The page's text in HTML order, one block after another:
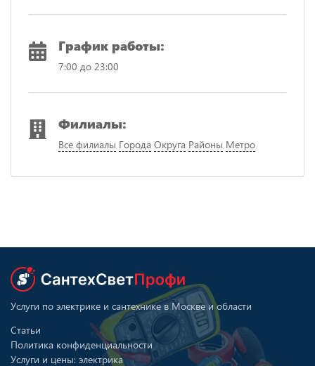
График работы:
7:00 до 23:00
Филиалы:
Все филиалы Города Округа Районы Метро
Услуги по электрике и сантехнике в Москве и области
Статьи
Политика конфиденциальности
Услуги и цены: электрика